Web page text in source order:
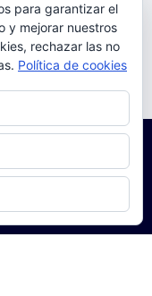
para garantizar el
y mejorar nuestros
rechazar las no
Política de cookies
gestionar las cookies,